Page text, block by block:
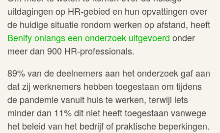
uitdagingen op HR-gebied en hun opvattingen over
de huidige situatie rondom werken op afstand, heeft
Benify onlangs een onderzoek uitgevoerd onder
meer dan 900 HR-professionals.
89% van de deelnemers aan het onderzoek gaf aan
dat zij werknemers hebben toegestaan om tijdens
de pandemie vanuit huis te werken, terwijl iets
minder dan 11% dit niet heeft toegestaan vanwege
het beleid van het bedrijf of praktische beperkingen.